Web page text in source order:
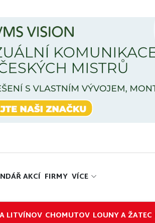
AKCÍ FIRMY VÍCE
LITVÍNOV CHOMUTOV LOUNY A ŽATEC